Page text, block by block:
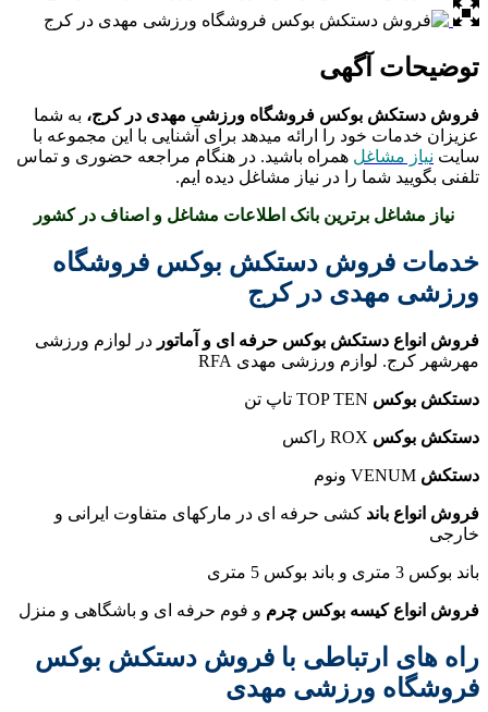
توضیحات آگهی
فروش دستکش بوکس فروشگاه ورزشی مهدی در کرج، به شما
عزیزان خدمات خود را ارائه میدهد برای آشنایی با این مجموعه با
سایت نیاز مشاغل همراه باشید. در هنگام مراجعه حضوری و تماس
تلفنی بگویید شما را در نیاز مشاغل دیده ایم.
نیاز مشاغل برترین بانک اطلاعات مشاغل و اصناف در کشور
خدمات فروش دستکش بوکس فروشگاه
ورزشی مهدی در کرج
فروش انواع دستکش بوکس حرفه ای و آماتور در لوازم ورزشی
مهرشهر کرج. لوازم ورزشی مهدی RFA
دستکش بوکس TOP TEN تاپ تن
دستکش بوکس ROX راکس
دستکش VENUM ونوم
فروش انواع باند کشی حرفه ای در مارکهای متفاوت ایرانی و
خارجی
باند بوکس 3 متری و باند بوکس 5 متری
فروش انواع کیسه بوکس چرمو فوم حرفه ای و باشگاهی و منزل
راه های ارتباطی با فروش دستکش بوکس
فروشگاه ورزشی مهدی